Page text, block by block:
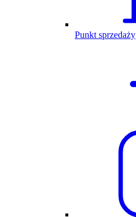
Punkt sprzedaży